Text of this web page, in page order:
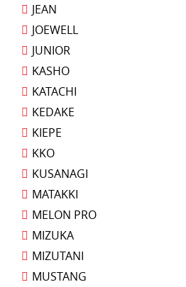
JEAN
JOEWELL
JUNIOR
KASHO
KATACHI
KEDAKE
KIEPE
KKO
KUSANAGI
MATAKKI
MELON PRO
MIZUKA
MIZUTANI
MUSTANG